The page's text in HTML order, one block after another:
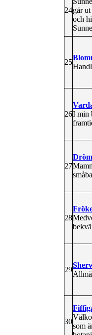
24går
och
25
26I min
27
28
29
30
som